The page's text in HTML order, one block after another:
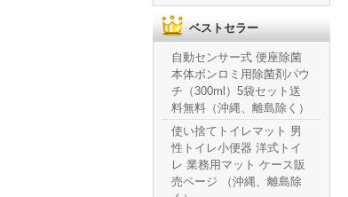
ベストセラー
自動センサー式 便座除菌
本体ボンロミ用除菌剤パウ
チ（300ml）5袋セット送
料無料（沖縄、離島除く）
使い捨てトイレマット 男
性トイレ小便器 洋式トイ
レ 業務用マット ケース販
売ページ （沖縄、離島除